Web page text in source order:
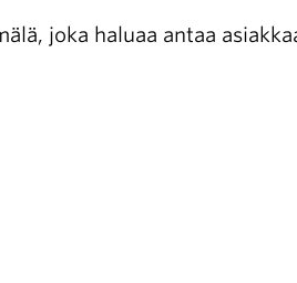
joka haluaa antaa